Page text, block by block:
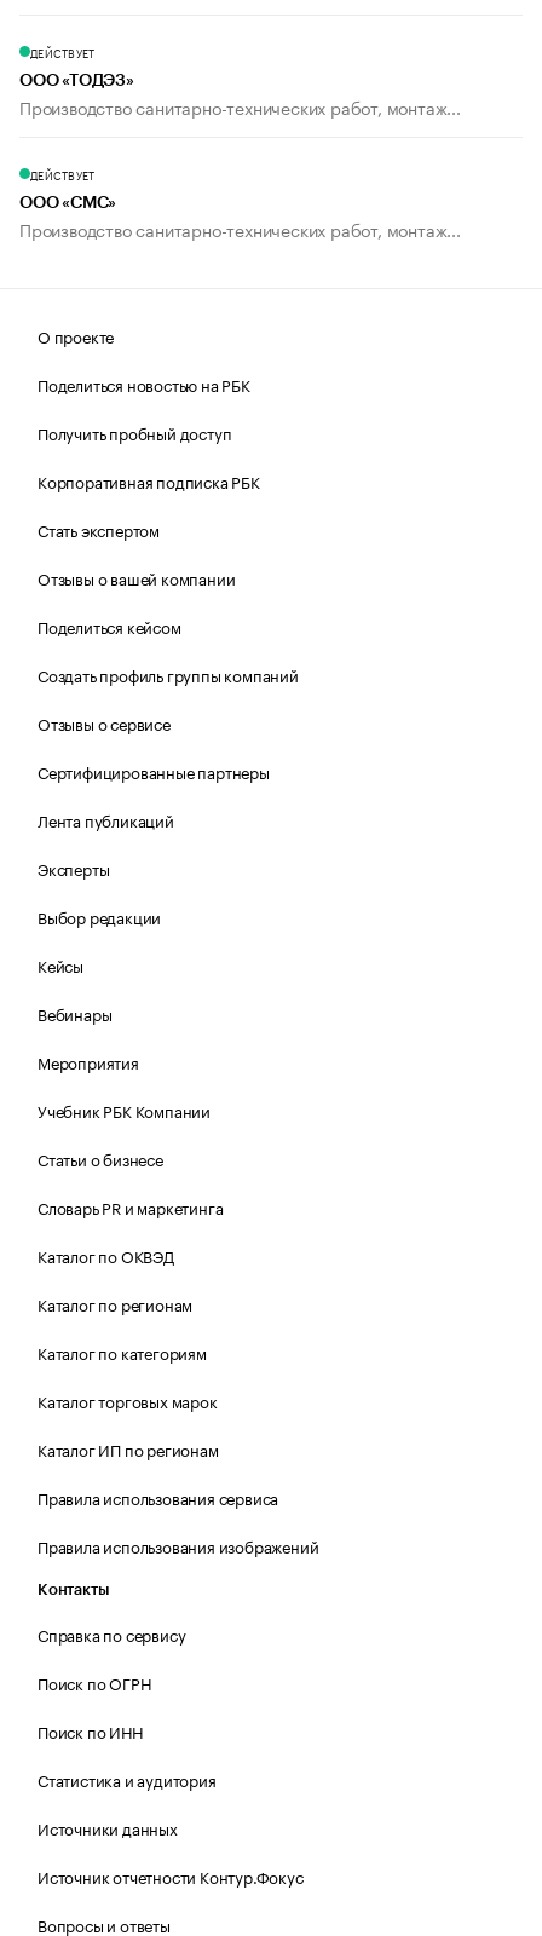
ДЕЙСТВУЕТ
ООО «ТОДЭЗ»
Производство санитарно-технических работ, монтаж...
ДЕЙСТВУЕТ
ООО «СМС»
Производство санитарно-технических работ, монтаж...
О проекте
Поделиться новостью на РБК
Получить пробный доступ
Корпоративная подписка РБК
Стать экспертом
Отзывы о вашей компании
Поделиться кейсом
Создать профиль группы компаний
Отзывы о сервисе
Сертифицированные партнеры
Лента публикаций
Эксперты
Выбор редакции
Кейсы
Вебинары
Мероприятия
Учебник РБК Компании
Статьи о бизнесе
Словарь PR и маркетинга
Каталог по ОКВЭД
Каталог по регионам
Каталог по категориям
Каталог торговых марок
Каталог ИП по регионам
Правила использования сервиса
Правила использования изображений
Контакты
Справка по сервису
Поиск по ОГРН
Поиск по ИНН
Статистика и аудитория
Источники данных
Источник отчетности Контур.Фокус
Вопросы и ответы